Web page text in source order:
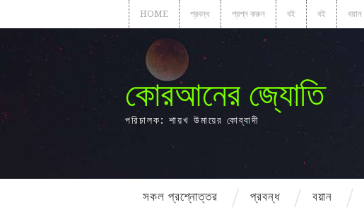
HOME প্রবন্ধ প্রশ্ন করুন বই বই বয়ান
কোরআনের জ্যোতি
পরিচালক: শায়খ উমায়ের কোব্বাদী
সকল প্রশ্নোত্তর প্রবন্ধ বয়ান